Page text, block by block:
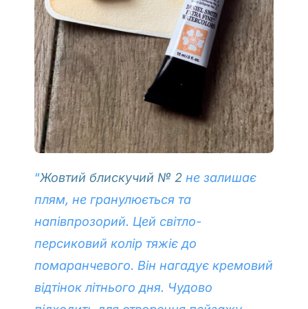
“Жовтий блискучий № 2не залишає
плям, не гранулюється та
напівпрозорий. Цей світло-
персиковий колір тяжіє до
помаранчевого. Він нагадує кремовий
відтінок літнього дня. Чудово